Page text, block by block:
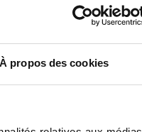
À propos des cookies
pas ànous contacter